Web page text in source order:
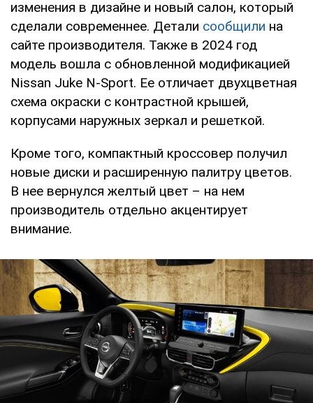
изменения в дизайне и новый салон, который
сделали современнее. Детали сообщили на
сайте производителя. Также в 2024 год
модель вошла с обновленной модификацией
Nissan Juke N-Sport. Ее отличает двухцветная
схема окраски с контрастной крышей,
корпусами наружных зеркал и решеткой.
Кроме того, компактный кроссовер получил
новые диски и расширенную палитру цветов.
В нее вернулся желтый цвет – на нем
производитель отдельно акцентирует
внимание.